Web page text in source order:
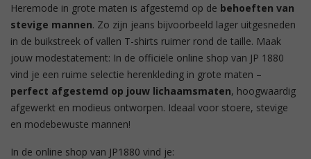
Heremode in grote maten is afgestemd op de behoeften van
stevige mannen. Zo zijn jeans bijvoorbeeld lager uitgesneden
in de buikstreek of vallen T-shirts ruimer rond de taille. Maak
jouw modestatement: In de officiële online shop van JP 1880
vind je een ruime selectie herenkleding in grote maten –
perfect afgestemd op jouw lichaamsmaten, hoogwaardig
afgewerkt en modieus ontworpen. Ideaal voor stoere, stevige
en modebewuste mannen!
In de online shop van JP1880 vind je: